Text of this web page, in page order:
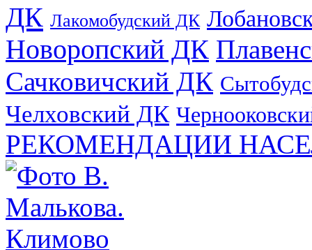
ДК Лакомобудский ДК
Новоропский ДК
Сачковичский ДК
Челховский ДК
РЕКОМЕНДАЦИИ